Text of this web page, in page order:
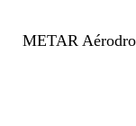
METAR